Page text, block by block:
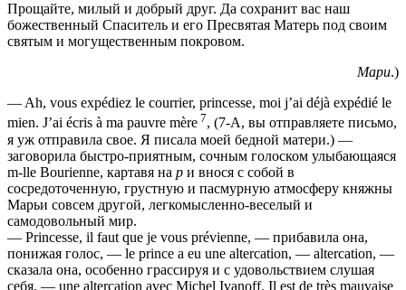
Прощайте, милый и добрый друг. Да сохранит вас наш
божественный Спаситель и его Пресвятая Матерь под своим
святым и могущественным покровом.
Мари.)
— Ah, vous expédiez le courrier, princesse, moi j’ai déjà expédié le
mien. J’ai écris à ma pauvre mère 7, (7-А, вы отправляете письмо,
я уж отправила свое. Я писала моей бедной матери.) —
заговорила быстро-приятным, сочным голоском улыбающаяся
m-lle Bourienne, картавя на р и внося с собой в
сосредоточенную, грустную и пасмурную атмосферу княжны
Марьи совсем другой, легкомысленно-веселый и
самодовольный мир.
— Princesse, il faut que je vous prévienne, — прибавила она,
понижая голос, — le prince a eu une altercation, — altercation, —
сказала она, особенно грассируя и с удовольствием слушая
себя, — une altercation avec Michel Ivanoff. Il est de très mauvaise